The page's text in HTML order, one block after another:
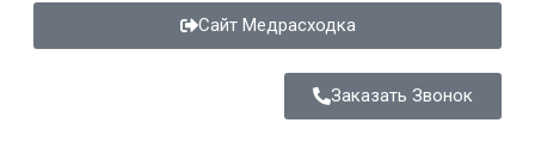
Сайт Медрасходка
Заказать Звонок